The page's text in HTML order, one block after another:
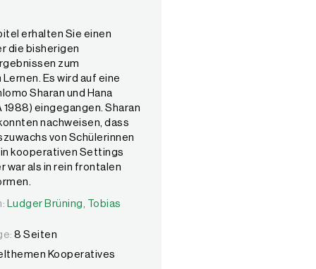
erhalten Sie einen
die bisherigen
zum
Es wird auf eine
Sharan und Hana
1988) eingegangen. Sharan
nachweisen, dass
von Schülerinnen
kooperativen Settings
war als in rein frontalen
Ludger Brüning, Tobias Saum
Ludger Brüning,
Tobias
8 Seiten
Kooperatives